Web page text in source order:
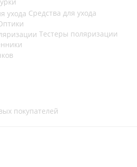
Средства для ухода
Тестеры поляризации
покупателей